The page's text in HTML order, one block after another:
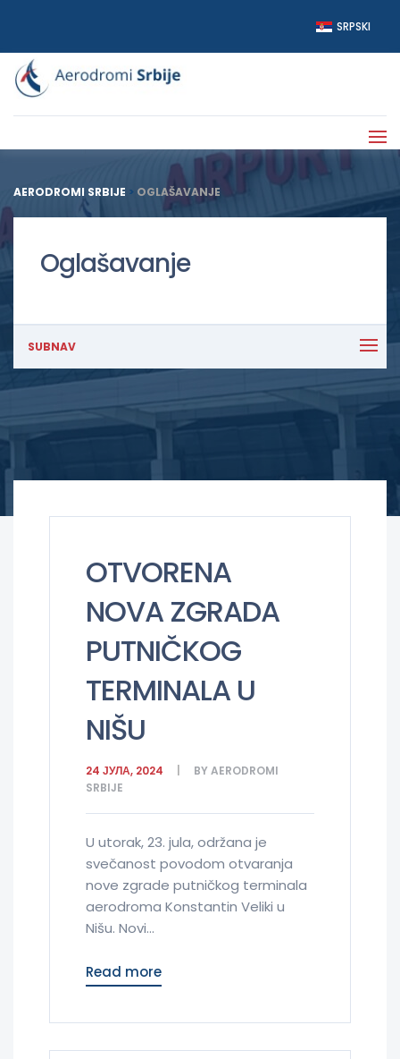
SRPSKI
AERODROMI SRBIJE > OGLAŠAVANJE
Oglašavanje
SUBNAV
OTVORENA
NOVA ZGRADA
PUTNIČKOG
TERMINALA U
NIŠU
24 ЈУЛА, 2024 BYAERODROMI
SRBIJE
U utorak, 23. jula, održana je
svečanost povodom otvaranja
nove zgrade putničkog terminala
aerodroma Konstantin Veliki u
Nišu. Novi...
Read more